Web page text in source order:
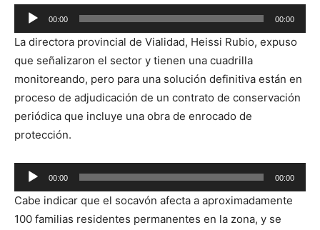
Reproductor
de
audio
00:00 00:00
La directora provincial de Vialidad, Heissi Rubio, expuso
que señalizaron el sector y tienen una cuadrilla
monitoreando, pero para una solución definitiva están en
proceso de adjudicación de un contrato de conservación
periódica que incluye una obra de enrocado de
protección.
Reproductor
de
audio
00:00 00:00
Cabe indicar que el socavón afecta a aproximadamente
100 familias residentes permanentes en la zona, y se